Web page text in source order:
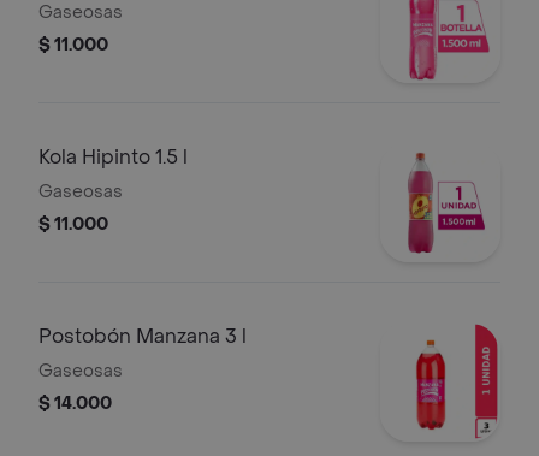
Gaseosas
$ 11.000
Kola Hipinto 1.5 l
Gaseosas
$ 11.000
Postobón Manzana 3 l
Gaseosas
$ 14.000